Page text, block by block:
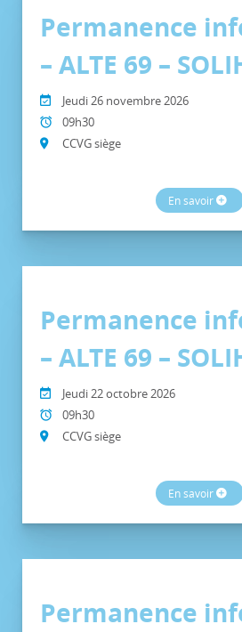
Permanence
– ALTE 69 –
Jeudi 26 novembre 2026
09h30
CCVG siège
En savoir
Permanence
– ALTE 69 –
Jeudi 22 octobre 2026
09h30
CCVG siège
En savoir
Permanence